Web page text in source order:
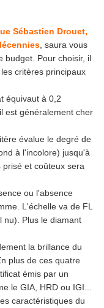
Sébastien Drouet,
, saura vous
budget. Pour choisir, il
critères principaux
équivaut à 0,2
est généralement cher
évalue le degré de
à l'incolore) jusqu'à
et coûteux sera
ou l'absence
L'échelle va de FL
nu). Plus le diamant
la brillance du
plus de ces quatre
émis par un
le GIA, HRD ou IGI...
caractéristiques du